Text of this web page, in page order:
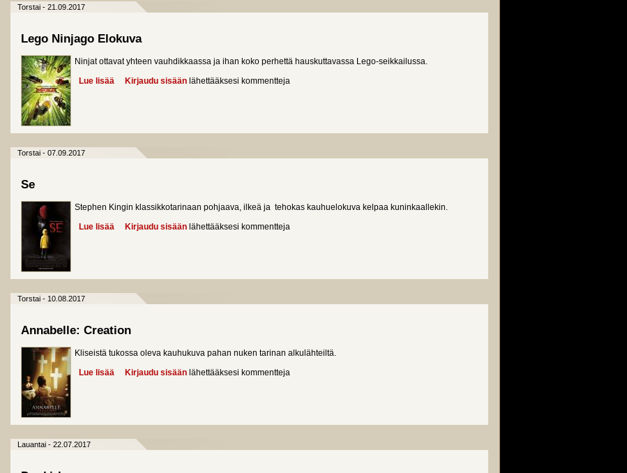
Torstai - 21.09.2017
Lego Ninjago Elokuva
Ninjat ottavat yhteen vauhdikkaassa ja ihan koko perhettä hauskuttavassa Lego-seikkailussa.
Lue lisää about Lego Ninjago Elokuva
Kirjaudu sisään lähettääksesi kommentteja
Torstai - 07.09.2017
Se
Stephen Kingin klassikkotarinaan pohjaava, ilkeä ja tehokas kauhuelokuva kelpaa kuninkaallekin.
Lue lisää about Se
Kirjaudu sisään lähettääksesi kommentteja
Torstai - 10.08.2017
Annabelle: Creation
Kliseistä tukossa oleva kauhukuva pahan nuken tarinan alkulähteiltä.
Lue lisää about Annabelle: Creation
Kirjaudu sisään lähettääksesi kommentteja
Lauantai - 22.07.2017